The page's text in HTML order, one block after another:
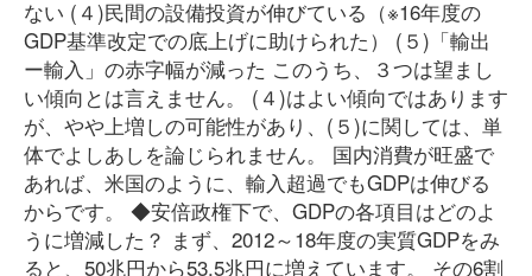
ない (４)民間の設備投資が伸びている（※16年度の
GDP基準改定での底上げに助けられた） (５)「輸出
ー輸入」の赤字幅が減った このうち、３つは望まし
い傾向とは言えません。 (４)はよい傾向ではあります
が、やや上増しの可能性があり、(５)に関しては、単
体でよしあしを論じられません。 国内消費が旺盛で
あれば、米国のように、輸入超過でもGDPは伸びる
からです。 ◆安倍政権下で、GDPの各項目はどのよ
うに増減した？ まず、2012～18年度の実質GDPをみ
ると、50兆円から53.5兆円に増えています。 その6割